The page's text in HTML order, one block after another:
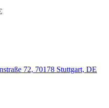
72, 70178 Stuttgart, DE